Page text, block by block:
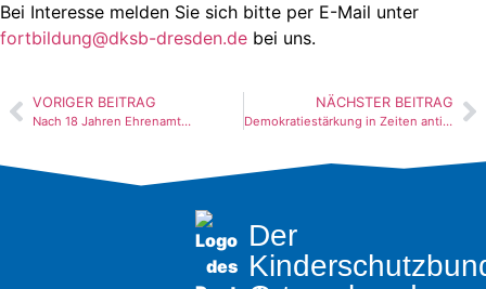
Bei Interesse melden Sie sich bitte per E-Mail unter
fortbildung@dksb-dresden.de bei uns.
VORIGER BEITRAG
Nach 18 Jahren Ehrenamt…
NÄCHSTER BEITRAG
Demokratiestärkung in Zeiten antidemokratischer Entwicklungen
Der